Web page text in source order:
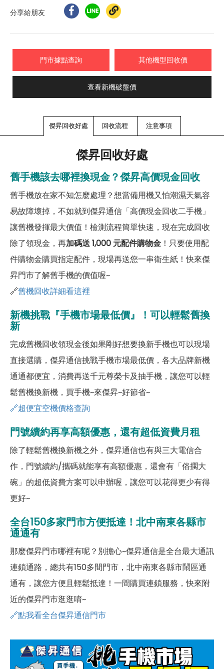
分享給朋友
門市據點查詢 其他機型回收價
查看新機破盤價
傑昇回收好處 回收流程 注意事項
傑昇回收好處
舊手機該去哪裡換現金？傑昇高價現金回收
舊手機放在家不知怎麼處理？想當備用機又怕潮濕天氣容
易故障壞掉，不如就到傑昇通信「高價現金回收二手機」
讓舊機發揮最大價值！檢測流程簡單快速，現在完成回收
除了領現金，再加碼送 1,000 元配件購物金 ！只要使用配
件購物金購買指定配件，現場再送您一串衛生紙！快來傑
昇門市了解舊手機的價值喔~
🔗舊機回收詳細看這裡
新機挑戰『手機市場最低價』！可以輕鬆舊換
新
完成舊機回收領現金後如果剛好想要換新手機也可以現場
直接選購，傑昇通信挑戰手機市場最低價，各大品牌新機
通通都便宜，消費再送千元尊榮卡及抽手機，讓您可以輕
鬆舊機換新機，買手機~來傑昇~好節省~
🔗超便宜空機價格查詢
門號續約再享高額優惠，還有超低資費月租
除了輕鬆舊機換新機之外，傑昇通信也有與三大電信合
作，門號續約/攜碼就能享有高額優惠，還會有「俗擱大
碗」的超低資費方案可以申辦喔，讓您可以花得更少有得
更好~
全台150多家門市方便抵達！北中南東各縣市
通通有
那麼傑昇門市哪裡有呢？別擔心~傑昇通信是全台最大通訊
連鎖通路，總共有150多間門市，北中南東各縣市鬧區通
通有，讓您方便且輕鬆抵達！一間購買連鎖服務，快來附
近的傑昇門市逛逛唷~
🔗點我看全台傑昇通信門市